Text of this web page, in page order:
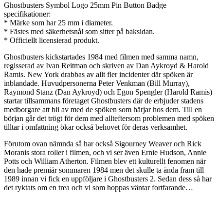
Ghostbusters Symbol Logo 25mm Pin Button Badge
specifikationer:
* Märke som har 25 mm i diameter.
* Fästes med säkerhetsnål som sitter på baksidan.
* Officiellt licensierad produkt.
Ghostbusters kickstartades 1984 med filmen med samma namn,
regisserad av Ivan Reitman och skriven av Dan Aykroyd & Harold
Ramis. New York drabbas av allt fler incidenter där spöken är
inblandade. Huvudpersonerna Peter Venkman (Bill Murray),
Raymond Stanz (Dan Aykroyd) och Egon Spengler (Harold Ramis)
startar tillsammans företaget Ghostbusters där de erbjuder stadens
medborgare att bli av med de spöken som härjar hos dem. Till en
början går det trögt för dem med allteftersom problemen med spöken
tilltar i omfattning ökar också behovet för deras verksamhet.
Förutom ovan nämnda så har också Sigourney Weaver och Rick
Moranis stora roller i filmen, och vi ser även Ernie Hudson, Annie
Potts och William Atherton. Filmen blev ett kulturellt fenomen när
den hade premiär sommaren 1984 men det skulle ta ända fram till
1989 innan vi fick en uppföljare i Ghostbusters 2. Sedan dess så har
det ryktats om en trea och vi som hoppas väntar fortfarande…